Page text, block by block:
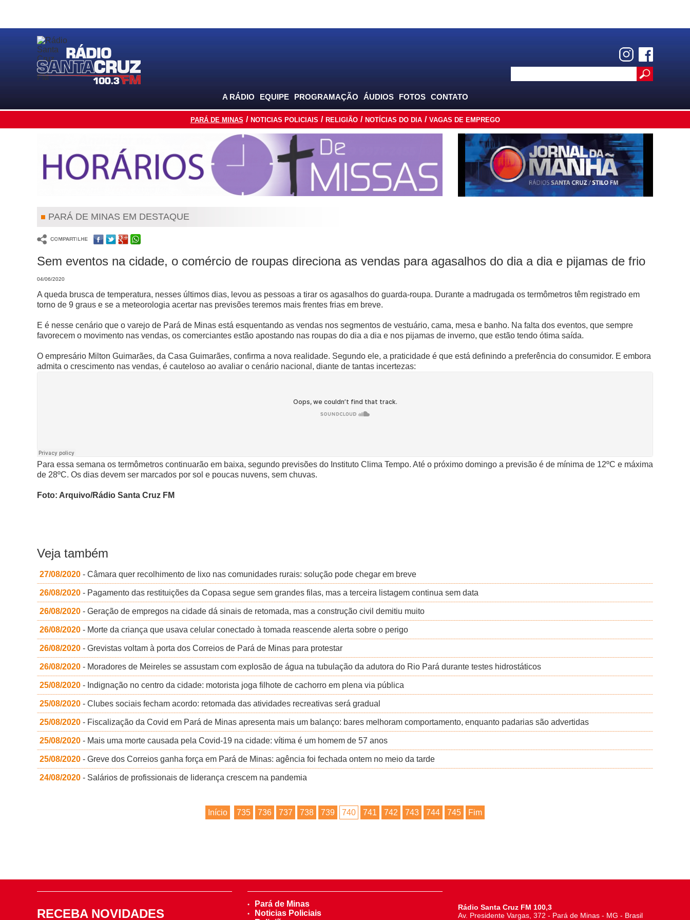
A RÁDIO EQUIPE PROGRAMAÇÃO ÁUDIOS FOTOS CONTATO
PARÁ DE MINAS NOTICIAS POLICIAIS RELIGIÃO NOTÍCIAS DO DIA VAGAS DE EMPREGO
PARÁ DE MINAS EM DESTAQUE
Sem eventos na cidade, o comércio de roupas direciona as vendas para agasalhos do dia a dia e pijamas de frio
04/06/2020
A queda brusca de temperatura, nesses últimos dias, levou as pessoas a tirar os agasalhos do guarda-roupa. Durante a madrugada os termômetros têm registrado em
torno de 9 graus e se a meteorologia acertar nas previsões teremos mais frentes frias em breve.
E é nesse cenário que o varejo de Pará de Minas está esquentando as vendas nos segmentos de vestuário, cama, mesa e banho. Na falta dos eventos, que sempre
favorecem o movimento nas vendas, os comerciantes estão apostando nas roupas do dia a dia e nos pijamas de inverno, que estão tendo ótima saída.
O empresário Milton Guimarães, da Casa Guimarães, confirma a nova realidade. Segundo ele, a praticidade é que está definindo a preferência do consumidor. E embora
admita o crescimento nas vendas, é cauteloso ao avaliar o cenário nacional, diante de tantas incertezas:
Para essa semana os termômetros continuarão em baixa, segundo previsões do Instituto Clima Tempo. Até o próximo domingo a previsão é de mínima de 12ºC e máxima
de 28ºC. Os dias devem ser marcados por sol e poucas nuvens, sem chuvas.
Foto: Arquivo/Rádio Santa Cruz FM
Veja também
27/08/2020 - Câmara quer recolhimento de lixo nas comunidades rurais: solução pode chegar em breve
26/08/2020 - Pagamento das restituições da Copasa segue sem grandes filas, mas a terceira listagem continua sem data
26/08/2020 - Geração de empregos na cidade dá sinais de retomada, mas a construção civil demitiu muito
26/08/2020 - Morte da criança que usava celular conectado à tomada reascende alerta sobre o perigo
26/08/2020 - Grevistas voltam à porta dos Correios de Pará de Minas para protestar
26/08/2020 - Moradores de Meireles se assustam com explosão de água na tubulação da adutora do Rio Pará durante testes hidrostáticos
25/08/2020 - Indignação no centro da cidade: motorista joga filhote de cachorro em plena via pública
25/08/2020 - Clubes sociais fecham acordo: retomada das atividades recreativas será gradual
25/08/2020 - Fiscalização da Covid em Pará de Minas apresenta mais um balanço: bares melhoram comportamento, enquanto padarias são advertidas
25/08/2020 - Mais uma morte causada pela Covid-19 na cidade: vítima é um homem de 57 anos
25/08/2020 - Greve dos Correios ganha força em Pará de Minas: agência foi fechada ontem no meio da tarde
24/08/2020 - Salários de profissionais de liderança crescem na pandemia
Início 735 736 737 738 739 740 741 742 743 744 745 Fim
RECEBA NOVIDADES
Pará de Minas
Noticias Policiais
Rádio Santa Cruz FM 100,3
Av. Presidente Vargas, 372 - Pará de Minas - MG - Brasil